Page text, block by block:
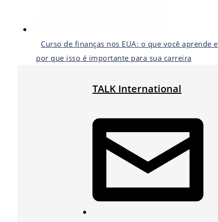
Curso de finanças nos EUA: o que você aprende e
por que isso é importante para sua carreira
TALK International